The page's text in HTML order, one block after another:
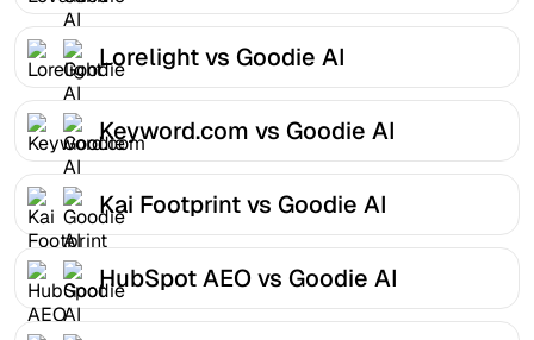
Lorelight vs Goodie AI
Keyword.com vs Goodie AI
Kai Footprint vs Goodie AI
HubSpot AEO vs Goodie AI